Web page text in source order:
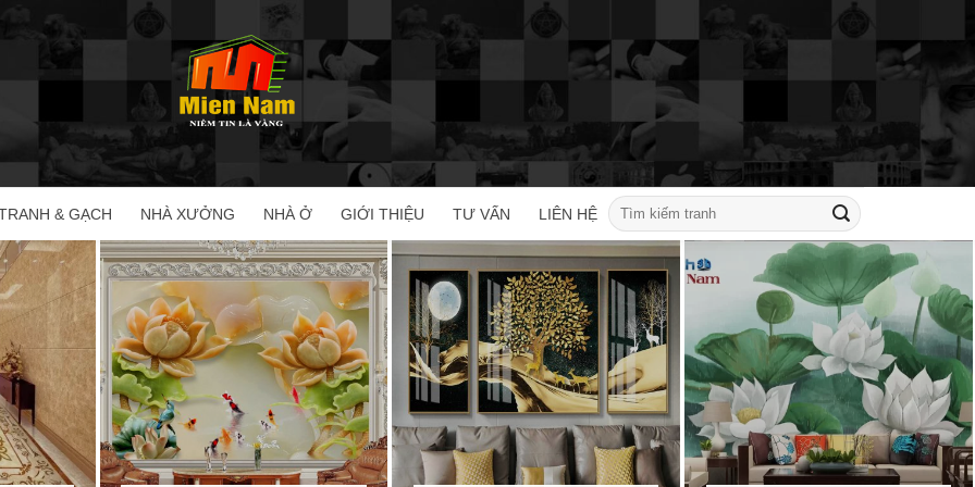
& GẠCH NHÀ XƯỞNG NHÀ Ở GIỚI THIỆU TƯ VẤN LIÊN HỆ
Tìm
kiếm: